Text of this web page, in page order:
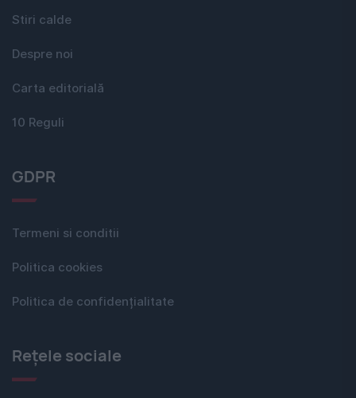
Stiri calde
Despre noi
Carta editorială
10 Reguli
GDPR
Termeni si conditii
Politica cookies
Politica de confidențialitate
Rețele sociale